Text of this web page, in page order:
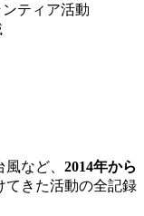
ンティア活動
など、 2014年から
てきた活動の全記録